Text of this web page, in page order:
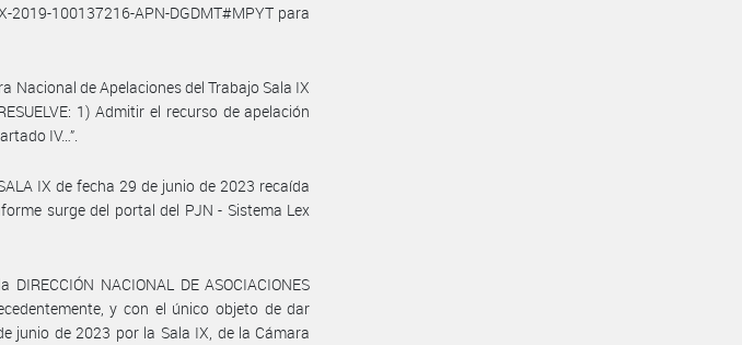
2019-100137216-APN-DGDMT#MPYT para
Nacional de Apelaciones del Trabajo Sala IX
1) Admitir el recurso de apelación
IV…”.
IX de fecha 29 de junio de 2023 recaída
surge del portal del PJN - Sistema Lex
NACIONAL DE ASOCIACIONES
y con el único objeto de dar
junio de 2023 por la Sala IX, de la Cámara